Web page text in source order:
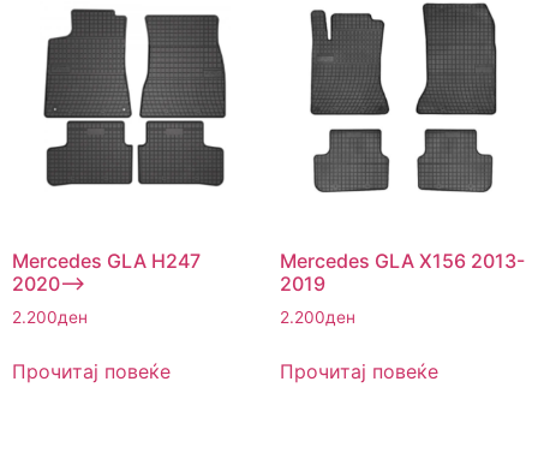
Mercedes GLA H247
2020–>
2.200ден
Прочитај повеќе
Mercedes GLA X156 2013-
2019
2.200ден
Прочитај повеќе